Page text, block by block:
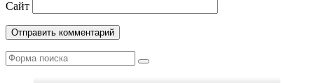
Сайт
Поиск